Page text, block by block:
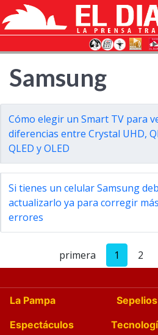
Samsung
Cómo elegir un Smart TV para
diferencias entre Crystal UHD,
QLED y OLED
Si tienes un celular Samsung
actualizarlo ya para corregir
errores
primera 1 2
La Pampa Sepelios
Espectáculos